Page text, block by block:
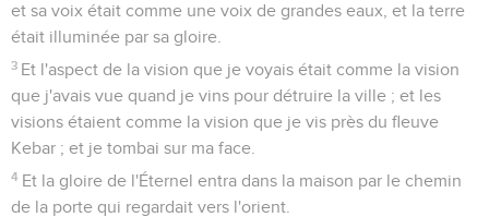
et sa voix était comme une voix de grandes eaux, et la terre
était illuminée par sa gloire.
3 Et l'aspect de la vision que je voyais était comme la vision
que j'avais vue quand je vins pour détruire la ville ; et les
visions étaient comme la vision que je vis près du fleuve
Kebar ; et je tombai sur ma face.
4 Et la gloire de l'Éternel entra dans la maison par le chemin
de la porte qui regardait vers l'orient.